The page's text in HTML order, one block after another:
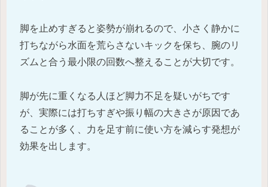
脚を止めすぎると姿勢が崩れるので、小さく静かに
打ちながら水面を荒らさないキックを保ち、腕のリ
ズムと合う最小限の回数へ整えることが大切です。
脚が先に重くなる人ほど脚力不足を疑いがちです
が、実際には打ちすぎや振り幅の大きさが原因であ
ることが多く、力を足す前に使い方を減らす発想が
効果を出します。